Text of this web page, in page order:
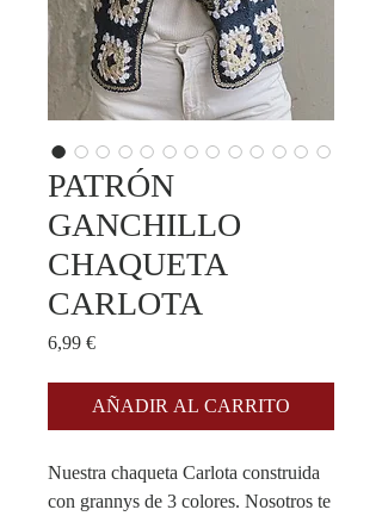
PATRÓN
GANCHILLO
CHAQUETA
CARLOTA
6,99 €Precio
AÑADIR AL CARRITO
Nuestra chaqueta Carlota construida
con grannys de 3 colores. Nosotros te